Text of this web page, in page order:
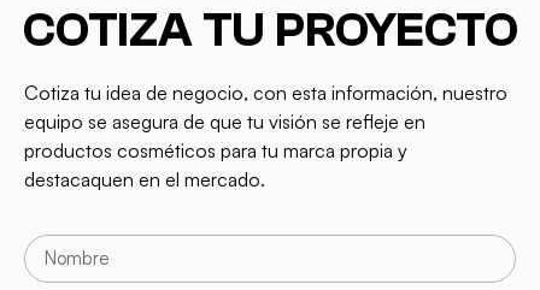
COTIZA TU PROYECTO
Cotiza tu idea de negocio, con esta información, nuestro
equipo se asegura de que tu visión se refleje en
productos cosméticos para tu marca propia y
destacaquen en el mercado.